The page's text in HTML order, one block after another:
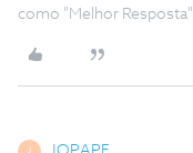
como "Melhor
J